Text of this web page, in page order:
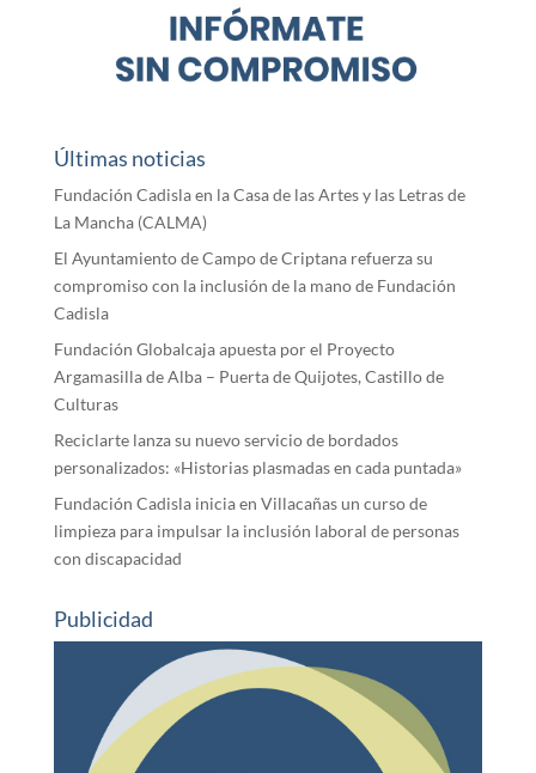
Últimas noticias
Fundación Cadisla en la Casa de las Artes y las Letras de
La Mancha (CALMA)
El Ayuntamiento de Campo de Criptana refuerza su
compromiso con la inclusión de la mano de Fundación
Cadisla
Fundación Globalcaja apuesta por el Proyecto
Argamasilla de Alba – Puerta de Quijotes, Castillo de
Culturas
Reciclarte lanza su nuevo servicio de bordados
personalizados: «Historias plasmadas en cada puntada»
Fundación Cadisla inicia en Villacañas un curso de
limpieza para impulsar la inclusión laboral de personas
con discapacidad
Publicidad